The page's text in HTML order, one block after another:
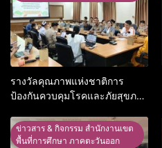
รางวัลคุณภาพแห่งชาติการ
ป้องกันควบคุมโรคและภัยสุขภาพ
ข่าวสาร & กิจกรรม สำนักงานเขต
พื้นที่การศึกษา ภาคตะวันออก